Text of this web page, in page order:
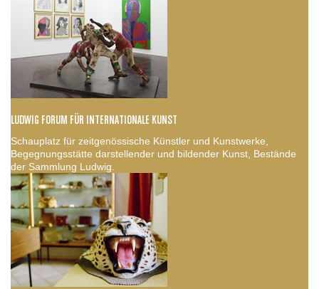
LUDWIG FORUM FÜR INTERNATIONALE KUNST
Schauplatz für zeitgenössische Künstler und Kunstwerke,
Begegnungsstätte darstellender und bildender Kunst, Bestände
der Sammlung Ludwig.